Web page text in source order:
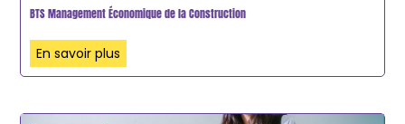
BTS Management Économique de la Construction
En savoir plus